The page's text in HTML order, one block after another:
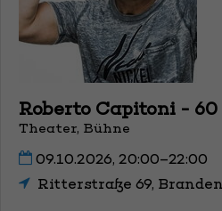
Roberto Capitoni -
Theater, Bühne
09.10.2026, 20:00–22:00
Ritterstraße 69,